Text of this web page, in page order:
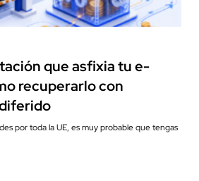
que asfixia tu e-
recuperarlo con
diferido
por toda la UE, es muy probable que tengas